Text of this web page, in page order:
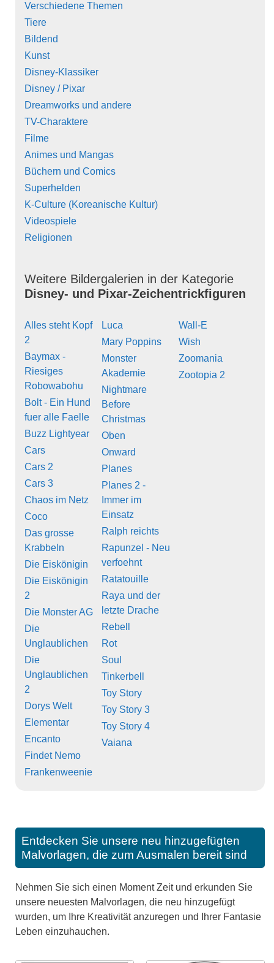
Verschiedene Themen
Tiere
Bildend
Kunst
Disney-Klassiker
Disney / Pixar
Dreamworks und andere
TV-Charaktere
Filme
Animes und Mangas
Büchern und Comics
Superhelden
K-Culture (Koreanische Kultur)
Videospiele
Religionen
Weitere Bildergalerien in der Kategorie
Disney- und Pixar-Zeichentrickfiguren
Alles steht Kopf
2
Baymax -
Riesiges
Robowabohu
Bolt - Ein Hund
fuer alle Faelle
Buzz Lightyear
Cars
Cars 2
Cars 3
Chaos im Netz
Coco
Das grosse
Krabbeln
Die Eiskönigin
Die Eiskönigin
2
Die Monster AG
Die
Unglaublichen
Die
Unglaublichen
2
Dorys Welt
Elementar
Encanto
Findet Nemo
Frankenweenie
Luca
Mary Poppins
Monster
Akademie
Nightmare
Before
Christmas
Oben
Onward
Planes
Planes 2 -
Immer im
Einsatz
Ralph reichts
Rapunzel - Neu
verfoehnt
Ratatouille
Raya und der
letzte Drache
Rebell
Rot
Soul
Tinkerbell
Toy Story
Toy Story 3
Toy Story 4
Vaiana
Wall-E
Wish
Zoomania
Zootopia 2
Entdecken Sie unsere neu hinzugefügten
Malvorlagen, die zum Ausmalen bereit sind
Nehmen Sie sich einen Moment Zeit und erkunden Sie
unsere neuesten Malvorlagen, die neu hinzugefügt
wurden, um Ihre Kreativität anzuregen und Ihrer Fantasie
Leben einzuhauchen.